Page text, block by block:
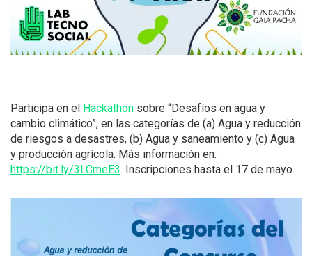
Participa en el Hackathon sobre “Desafíos en agua y
cambio climático”, en las categorías de (a) Agua y reducción
de riesgos a desastres, (b) Agua y saneamiento y (c) Agua
y producción agrícola. Más información en:
https://bit.ly/3LCmeE3. Inscripciones hasta el 17 de mayo.